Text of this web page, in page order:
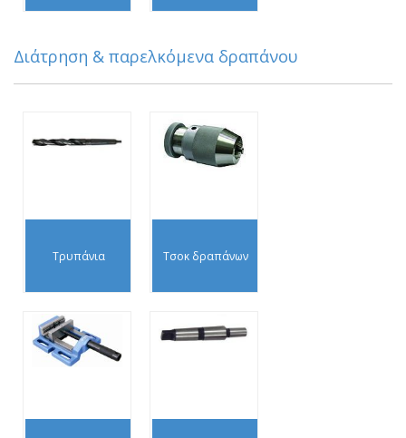
Διάτρηση & παρελκόμενα δραπάνου
Τρυπάνια Τσοκ δραπάνων